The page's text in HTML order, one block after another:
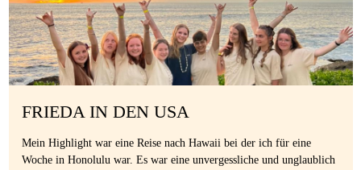
FRIEDA IN DEN USA
Mein Highlight war eine Reise nach Hawaii bei der ich für eine
Woche in Honolulu war. Es war eine unvergessliche und unglaublich